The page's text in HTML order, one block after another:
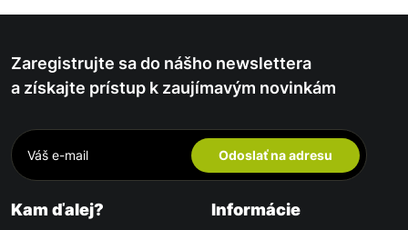
Zaregistrujte sa do nášho newslettera
a získajte prístup k zaujímavým novinkám
Odoslať na adresu
Kam ďalej? Informácie